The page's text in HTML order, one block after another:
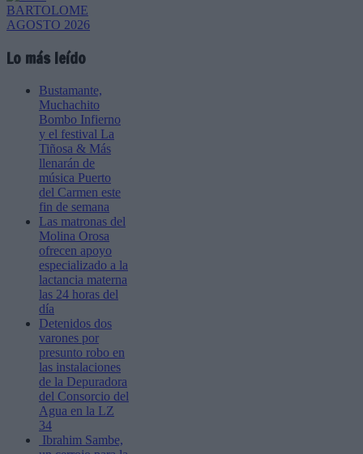
Lo más leído
Bustamante,
Muchachito
Bombo Infierno
y el festival La
Tiñosa & Más
llenarán de
música Puerto
del Carmen este
fin de semana
Las matronas del
Molina Orosa
ofrecen apoyo
especializado a la
lactancia materna
las 24 horas del
día
Detenidos dos
varones por
presunto robo en
las instalaciones
de la Depuradora
del Consorcio del
Agua en la LZ
34
Ibrahim Sambe,